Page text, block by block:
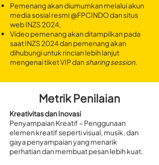
Pemenang akan diumumkan melalui akun
media sosial resmi @FPCINDO dan situs
web INZS 2024,
Video pemenang akan ditampilkan pada
saat INZS 2024 dan pemenang akan
dihubungi untuk rincian lebih lanjut
mengenai tiket VIP dan sharing session.
Metrik Penilaian
Kreativitas dan Inovasi
Penyampaian Kreatif – Penggunaan
elemen kreatif seperti visual, musik, dan
gaya penyampaian yang menarik
perhatian dan membuat pesan lebih kuat.